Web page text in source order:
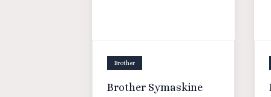
Brother
Brother Symaskine